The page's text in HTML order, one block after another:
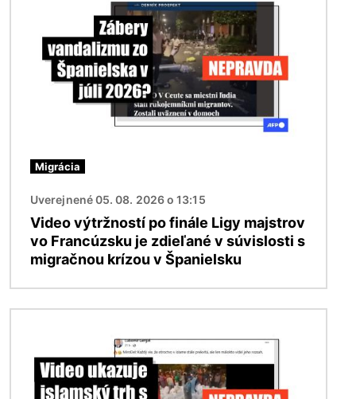
Migrácia
Uverejnené 05. 08. 2026 o 13:15
Video výtržností po finále Ligy majstrov
vo Francúzsku je zdieľané v súvislosti s
migračnou krízou v Španielsku